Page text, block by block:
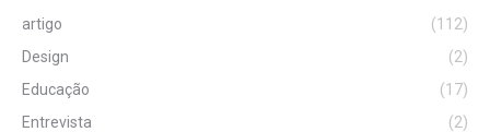
artigo
(112)
Design
(2)
Educação
(17)
Entrevista
(2)